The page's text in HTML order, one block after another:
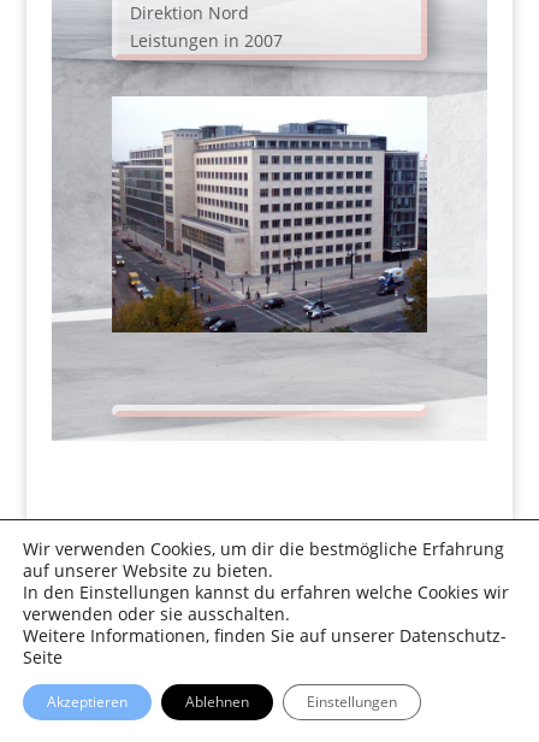
Direktion Nord
Leistungen in 2007
Wir verwenden Cookies, um dir die bestmögliche Erfahrung
auf unserer Website zu bieten.
In den Einstellungen kannst du erfahren welche Cookies wir
verwenden oder sie ausschalten.
Weitere Informationen, finden Sie auf unserer Datenschutz-
Seite
Akzeptieren Ablehnen Einstellungen